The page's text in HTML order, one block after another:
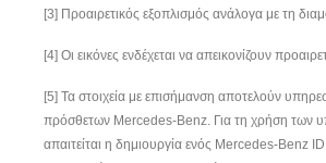
[3] Προαιρετικός εξοπλισμός ανάλογα με τη
[4] Οι εικόνες ενδέχεται να απεικονίζουν
[5] Τα στοιχεία με επισήμανση αποτελούν
πρόσθετων Mercedes-Benz. Για τη χρήση των
απαιτείται η δημιουργία ενός Mercedes-Benz